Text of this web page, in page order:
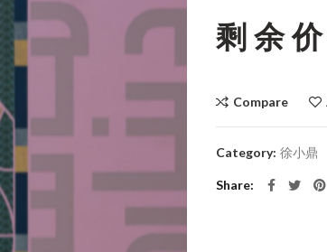
剩 余
Compare
Category: 徐小鼎
Share